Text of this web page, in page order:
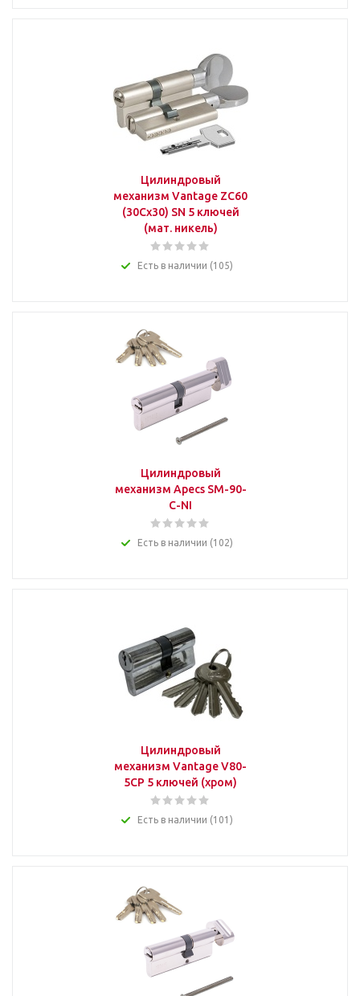
Цилиндровый
механизм Vantage ZC60
(30Cx30) SN 5 ключей
(мат. никель)
Есть в наличии (105)
Цилиндровый
механизм Apecs SM-90-
C-NI
Есть в наличии (102)
Цилиндровый
механизм Vantage V80-
5CP 5 ключей (хром)
Есть в наличии (101)